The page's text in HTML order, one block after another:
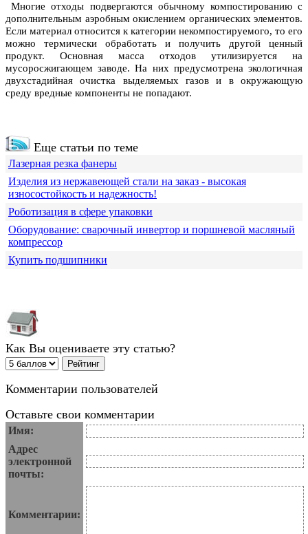
Многие отходы подвергаются обычному компостированию с
дополнительным аэробным окислением органических элементов.
Если материал относится к категории некомпостируемого, то его
можно термически обработать и получить другой ценный
продукт. Основная масса отходов утилизируется на
мусоросжигающем заводе. На них предусмотрена экологичная
двухстадийная очистка выделяемых газов и в окружающую
среду вредные компоненты не попадают.
Еще статьи по теме
Лазерная резка фанеры
Изделия из нержавеющей стали на заказ - высокая
износостойкость и надежность!
Роботизация в сфере упаковки
Оборудование: сварочный инвертор и поршневой масляный
компрессор
Купить подшипники
Как Вы оцениваете эту статью?
Комментарии пользователей
Оставьте свои комментарии
Имя:
Адрес
электронной
почты:
Комментарии: